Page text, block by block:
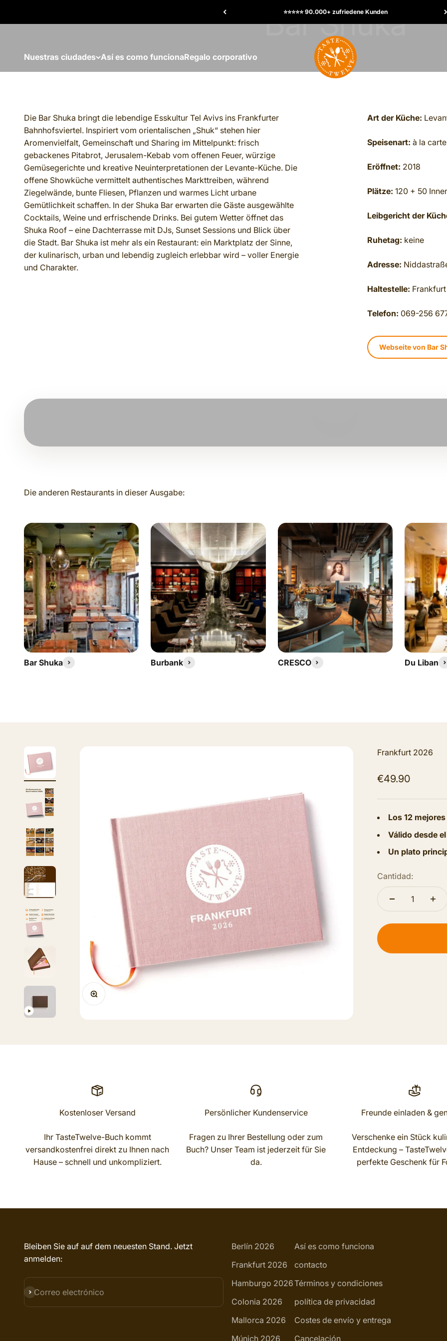
⭐️⭐️⭐️⭐️⭐️ 90.000+ zufriedene Kunden
Nuestras ciudades Así es como funcionaRegalo corporativo
TasteTwelve
Die Bar Shuka bringt die lebendige Esskultur Tel Avivs ins Frankfurter
Bahnhofsviertel. Inspiriert vom orientalischen „Shuk“ stehen hier
Aromenvielfalt, Gemeinschaft und Sharing im Mittelpunkt: frisch
gebackenes Pitabrot, Jerusalem-Kebab vom offenen Feuer, würzige
Gemüsegerichte und kreative Neuinterpretationen der Levante-Küche. Die
offene Showküche vermittelt authentisches Markttreiben, während
Ziegelwände, bunte Fliesen, Pflanzen und warmes Licht urbane
Gemütlichkeit schaffen. In der Shuka Bar erwarten die Gäste ausgewählte
Cocktails, Weine und erfrischende Drinks. Bei gutem Wetter öffnet das
Shuka Roof – eine Dachterrasse mit DJs, Sunset Sessions und Blick über
die Stadt. Bar Shuka ist mehr als ein Restaurant: ein Marktplatz der Sinne,
der kulinarisch, urban und lebendig zugleich erlebbar wird – voller Energie
und Charakter.
Art der Küche:
Speisenart: à la carte
Eröffnet: 2018
Plätze: 120 + 50
Leibgericht der
Ruhetag: keine
Adresse:
Haltestelle:
Telefon: 069-256
Webseite von Bar
Bar Shuka Burbank CRESCO Du Liban
ZOOM
Frankfurt 2026
Precio de oferta
€49.90
Los 12
Válido desde
Un plato
Cantidad:
Kostenloser Versand
Ihr TasteTwelve-Buch kommt
versandkostenfrei direkt zu Ihnen nach
Hause – schnell und unkompliziert.
Persönlicher Kundenservice
Fragen zu Ihrer Bestellung oder zum
Buch? Unser Team ist jederzeit für Sie
da.
Freunde einladen &
Verschenke ein Stück
Entdeckung –
perfekte Geschenk für
Bleiben Sie auf auf dem neuesten Stand. Jetzt
anmelden:
Correo electrónico
SUSCRIBIRSE
Berlín 2026
Frankfurt 2026
Hamburgo 2026
Colonia 2026
Mallorca 2026
Múnich 2026
Así es como funciona
contacto
Términos y condiciones
política de privacidad
Costes de envío y entrega
Cancelación